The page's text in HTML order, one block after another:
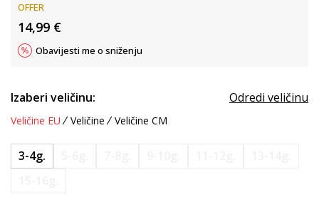
OFFER
14,99 €
Obavijesti me o sniženju
Izaberi veličinu: Odredi veličinu
Veličine EU Veličine Veličine CM
3-4g.